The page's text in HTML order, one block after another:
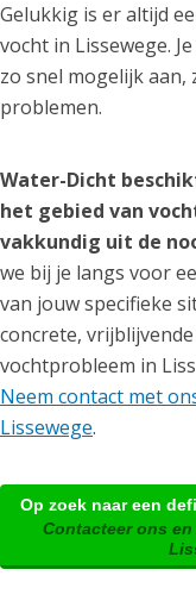
Gelukkig is er altijd
vocht in Lissewege.
zo snel mogelijk
problemen.
Water-Dicht
het gebied van
vakkundig uit de
we bij je langs voor
van jouw specifieke
concrete,
vochtprobleem in
Neem contact met
Lissewege.
Op zoek naar een
Contacteer ons